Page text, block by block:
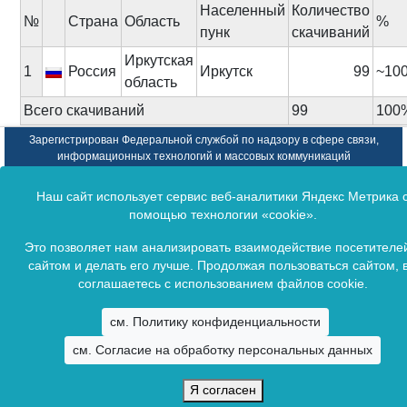
№ Cтрана Область
Населенный
пунк
Количество
скачиваний
%
1 Россия
Иркутская
область
Иркутск 99
Всего скачиваний 99
Наш сайт использует сервис веб-аналитики Яндекс Метрика
помощью технологии «cookie».
Это позволяет нам анализировать взаимодействие
сайтом и делать его лучше. Продолжая пользоваться сайтом,
соглашаетесь с использованием файлов cookie.
см. Политику конфиденциальности
см. Согласие на обработку персональных данных
Я согласен
Зарегистрирован Федеральной службой по надзору в сфере связи,
информационных технологий и массовых коммуникаций
Свидетельство о регистрации ПИ № ФС77-64657 от 22 января 2016 г.
Copyright © 2009 -2026. Все права зарезервированы.